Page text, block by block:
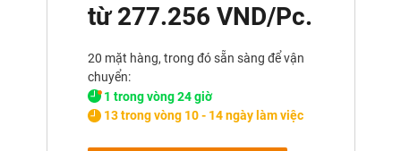
từ 277.256 VND/Pc.
20 mặt hàng, trong đó sẵn sàng để vận
chuyển:
1 trong vòng 24 giờ
13 trong vòng 10 - 14 ngày làm việc